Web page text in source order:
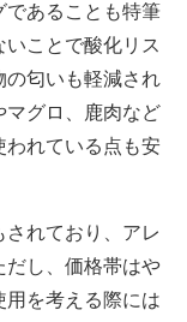
であることも特筆
ことで酸化リス
の匂いも軽減され
マグロ、鹿肉など
われている点も安
されており、アレ
だし、価格帯はや
を考える際には